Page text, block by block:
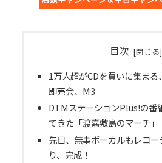
目次
1万人超がCDを買いに集ま
即売会、M3
DTMステーションPlus!の番
てきた「渡嘉敷島のマーチ」
先日、無事ボーカルもレコ
り、完成！